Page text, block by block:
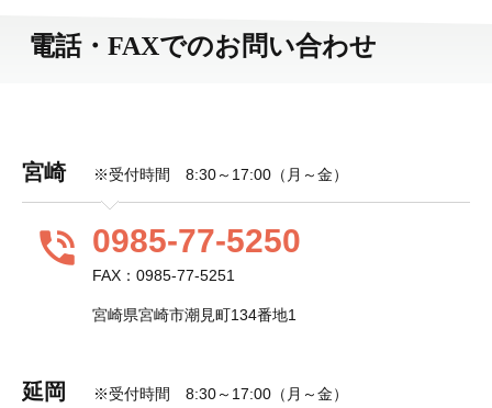
電話・FAXでのお問い合わせ
宮崎 ※受付時間 8:30～17:00（月～金）
phone_in_talk 0985-77-5250
FAX：0985-77-5251
宮崎県宮崎市潮見町134番地1
延岡 ※受付時間 8:30～17:00（月～金）